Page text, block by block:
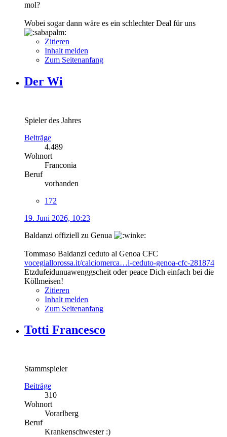
mol?
Wobei sogar dann wäre es ein schlechter Deal für uns
Zitieren
Inhalt melden
Zum Seitenanfang
Der Wi
Spieler des Jahres
Beiträge
4.489
Wohnort
Franconia
Beruf
vorhanden
172
19. Juni 2026, 10:23
Baldanzi offiziell zu Genua
Tommaso Baldanzi ceduto al Genoa CFC
vocegiallorossa.it/calciomerca…i-ceduto-genoa-cfc-281874
Etzdufeidunuawenggscheit oder peace Dich einfach bei die
Köllmeisen!
Zitieren
Inhalt melden
Zum Seitenanfang
Totti Francesco
Stammspieler
Beiträge
310
Wohnort
Vorarlberg
Beruf
Krankenschwester :)